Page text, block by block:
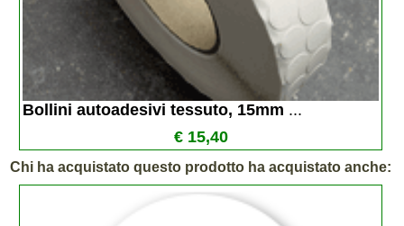
Bollini autoadesivi tessuto, 15mm ...
€ 15,40
Chi ha acquistato questo prodotto ha acquistato anche: